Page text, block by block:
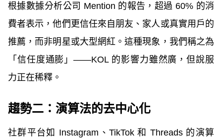
根據數據分析公司 Mention 的報告，超過 60% 的消
費者表示，他們更信任來自朋友、家人或真實用戶的
推薦，而非明星或大型網紅。這種現象，我們稱之為
「信任度通膨」——KOL 的影響力雖然廣，但說服
力正在稀釋。
趨勢二：演算法的去中心化
社群平台如 Instagram、TikTok 和 Threads 的演算